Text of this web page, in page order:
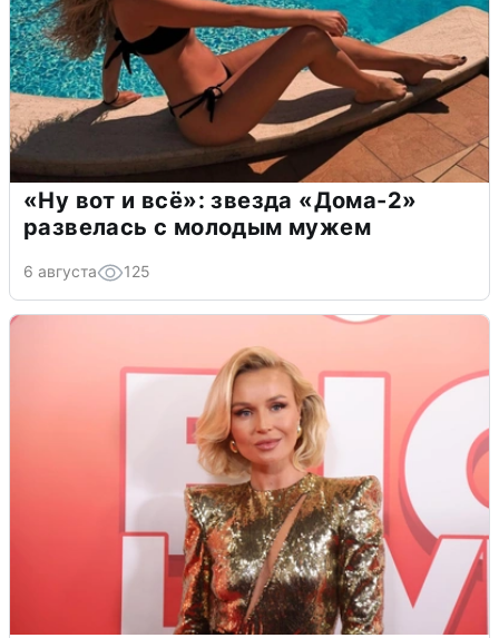
«Ну вот и всё»: звезда «Дома-2»
развелась с молодым мужем
6 августа 125